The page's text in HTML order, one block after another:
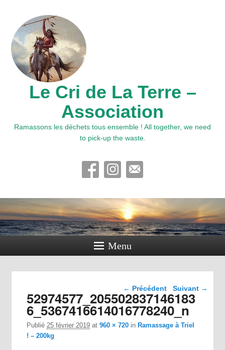
Le Cri de La Terre –
Association
Ramassons les déchets tous ensemble ! All together, we need
to pick-up the waste.
Menu
Navigation dans les
images
← Précédent Suivant →
52974577_205502837146183
6_5367416614016778240_n
Publié25 février 2019 at960 × 720 in Ramassage à Triel
! – 200kg